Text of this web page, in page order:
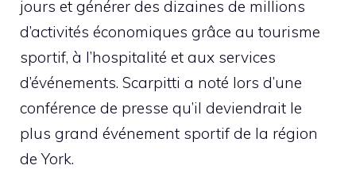
jours et générer des dizaines de millions
d’activités économiques grâce au tourisme
sportif, à l’hospitalité et aux services
d’événements. Scarpitti a noté lors d’une
conférence de presse qu’il deviendrait le
plus grand événement sportif de la région
de York.